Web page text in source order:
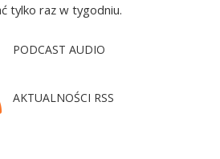
tylko raz w tygodniu.
PODCAST AUDIO
AKTUALNOŚCI RSS